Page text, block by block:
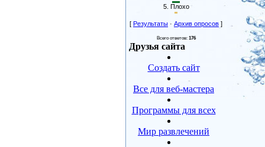
5. Плохо
[ Результаты · Архив опросов ]
Всего ответов: 176
Друзья сайта
Создать сайт
Все для веб-мастера
Программы для всех
Мир развлечений